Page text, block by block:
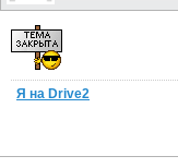
Я на Drive2